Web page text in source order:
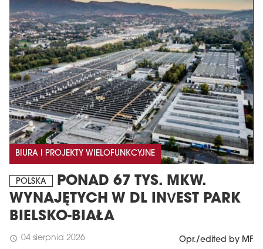
BIURA I PROJEKTY WIELOFUNKCYJNE
POLSKA
PONAD 67 TYS. MKW.
WYNAJĘTYCH W DL INVEST PARK
BIELSKO-BIAŁA
schedule 04 sierpnia 2026 Opr./edited by MF